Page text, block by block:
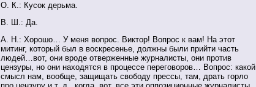
О. К.: Кусок дерьма.
В. Ш.: Да.
А. Н.: Хорошо… У меня вопрос. Виктор! Вопрос к вам! На этот
митинг, который был в воскресенье, должны были прийти часть
людей…вот, они вроде отверженные журналисты, они против
цензуры, но они находятся в процессе переговоров… Вопрос: какой
смысл нам, вообще, защищать свободу прессы, там, драть горло